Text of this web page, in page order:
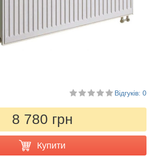
Відгуків: 0
8 780 грн
Купити